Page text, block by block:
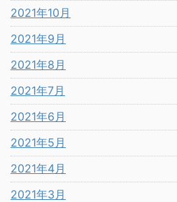
2021年10月
2021年9月
2021年8月
2021年7月
2021年6月
2021年5月
2021年4月
2021年3月